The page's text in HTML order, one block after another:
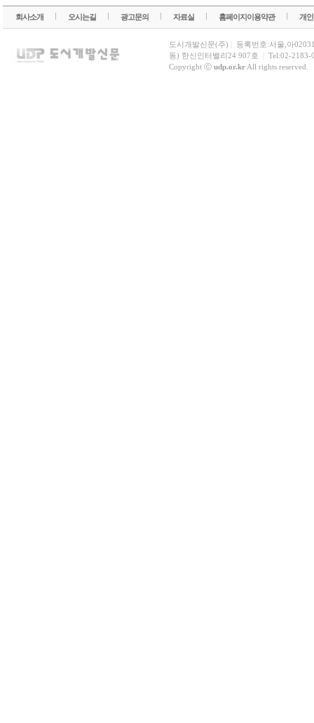
회사소개 오시는길 광고문의 자료실 홈페이지이용약관 개
도시개발신문(주)
등록번호:서울,아
동) 한신인터밸리24 907호
Tel:02-2183-
Copyright ⓒ udp.or.krAll rights reserved.